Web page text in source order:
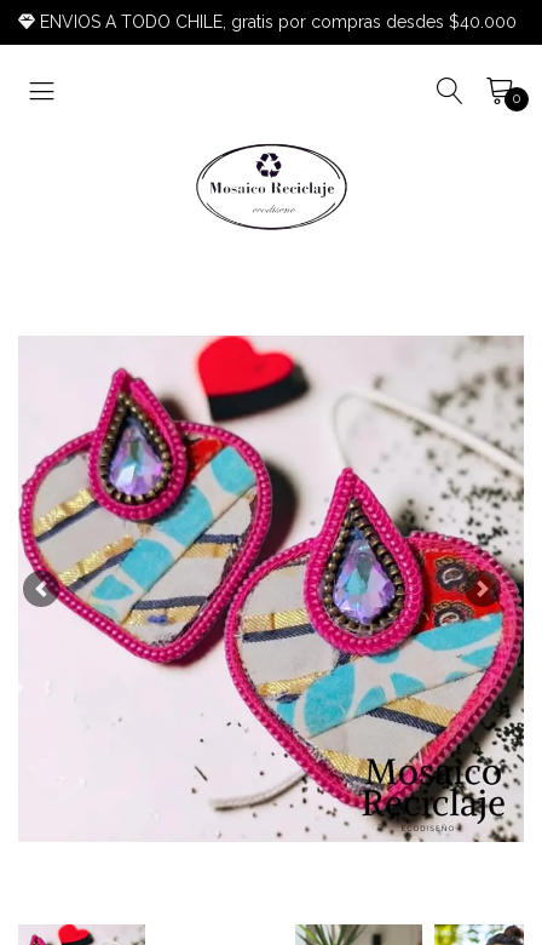
ENVIOS A TODO CHILE, gratis por compras desdes $40.000
0
Previous Next